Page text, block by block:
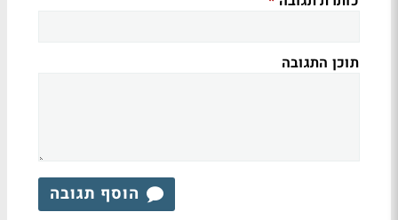
תוכן התגובה
הוסף תגובה